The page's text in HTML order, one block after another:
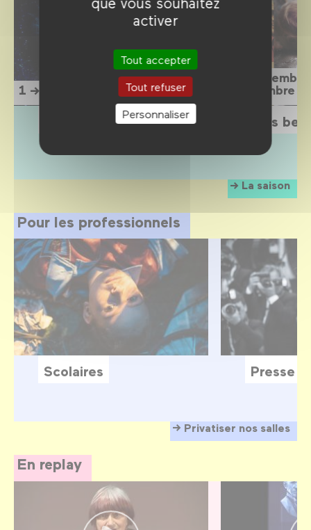
activer
Tout accepter
Tout refuser
Personnaliser
La saison
1 → 12 septembre 2026
L'Étrange Festival 2026
15
1 novembre
Sois
Pour les professionnels
Privatiser nos salles
Scolaires Presse
En replay